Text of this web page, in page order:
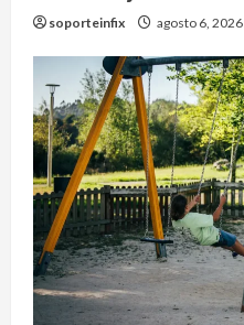
soporteinfix agosto 6, 2026